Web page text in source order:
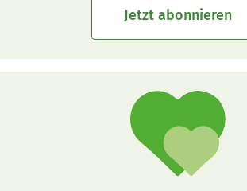
Jetzt abonnieren